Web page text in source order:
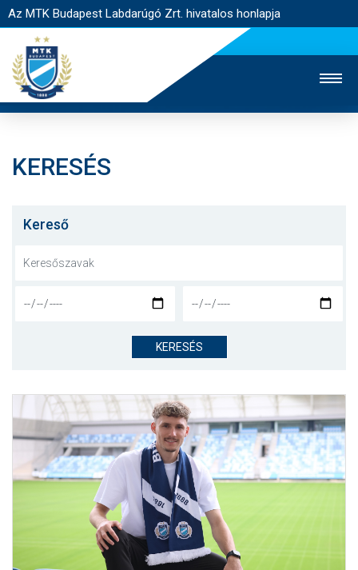
Az MTK Budapest Labdarúgó Zrt. hivatalos honlapja
JEGYÉRTÉKESÍTÉS
NYITÓLAP
CSAPATOK
KLUB
GALÉRIA
SZURKOLÓI ÉLMÉNYEK
AKKREDITÁCIÓ
KERESÉS
Kereső
KERESÉS